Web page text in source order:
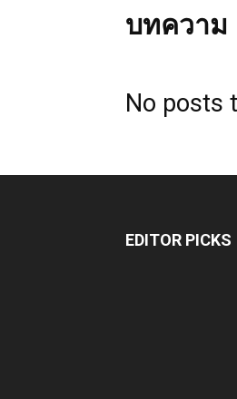
บทความ
No posts
EDITOR PICKS